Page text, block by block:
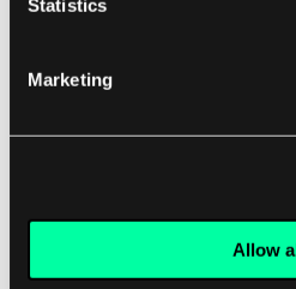
Statistics
Marketing
Allow
zastosowań i innowacji,
zmienią sposób, w jaki
technologią i danymi.